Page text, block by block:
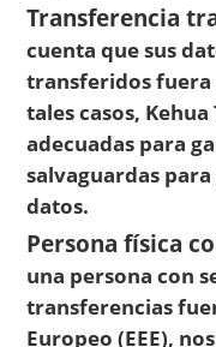
Transferencia
cuenta que sus
transferidos fuera
tales casos,
adecuadas para
salvaguardas
datos.
Persona física
una persona con
transferencias
Europeo (EEE),